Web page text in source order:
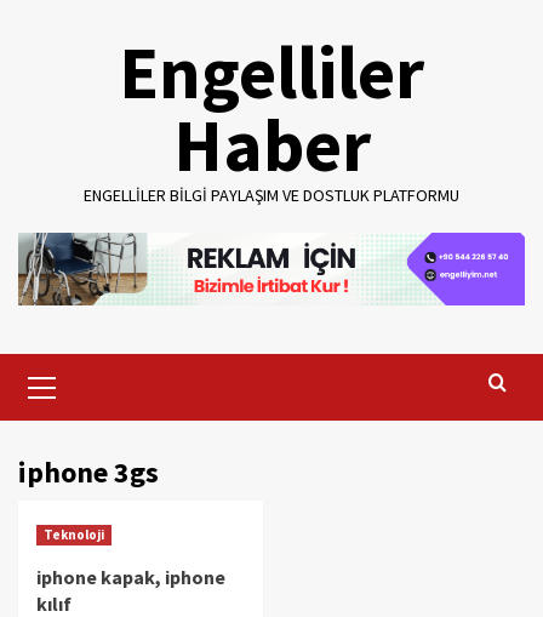
Engelliler
Haber
ENGELLILER BILGI PAYLAŞIM VE DOSTLUK PLATFORMU
Menu
iphone 3gs
Teknoloji
iphone kapak, iphone
kılıf